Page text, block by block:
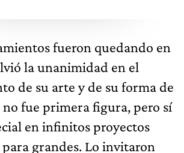
fueron quedando en
la unanimidad en el
de su arte y de su forma de
no fue primera figura, pero sí
en infinitos proyectos
grandes. Lo invitaron